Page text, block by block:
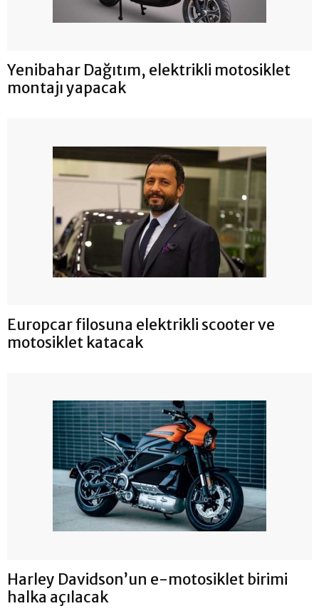
Yenibahar Dağıtım, elektrikli motosiklet
montajı yapacak
Europcar filosuna elektrikli scooter ve
motosiklet katacak
Harley Davidson’un e-motosiklet birimi
halka açılacak